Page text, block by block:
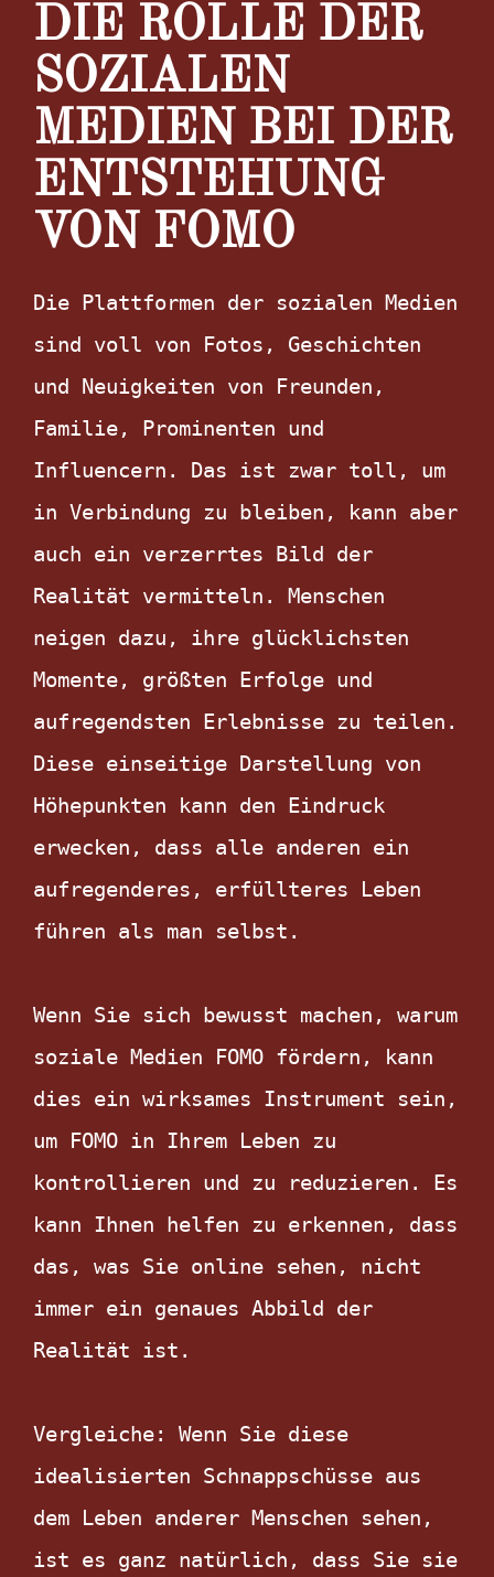
DIE ROLLE DER
SOZIALEN
MEDIEN BEI DER
ENTSTEHUNG
VON FOMO
Die Plattformen der sozialen Medien
sind voll von Fotos, Geschichten
und Neuigkeiten von Freunden,
Familie, Prominenten und
Influencern. Das ist zwar toll, um
in Verbindung zu bleiben, kann aber
auch ein verzerrtes Bild der
Realität vermitteln. Menschen
neigen dazu, ihre glücklichsten
Momente, größten Erfolge und
aufregendsten Erlebnisse zu teilen.
Diese einseitige Darstellung von
Höhepunkten kann den Eindruck
erwecken, dass alle anderen ein
aufregenderes, erfüllteres Leben
führen als man selbst.
Wenn Sie sich bewusst machen, warum
soziale Medien FOMO fördern, kann
dies ein wirksames Instrument sein,
um FOMO in Ihrem Leben zu
kontrollieren und zu reduzieren. Es
kann Ihnen helfen zu erkennen, dass
das, was Sie online sehen, nicht
immer ein genaues Abbild der
Realität ist.
Vergleiche: Wenn Sie diese
idealisierten Schnappschüsse aus
dem Leben anderer Menschen sehen,
ist es ganz natürlich, dass Sie sie